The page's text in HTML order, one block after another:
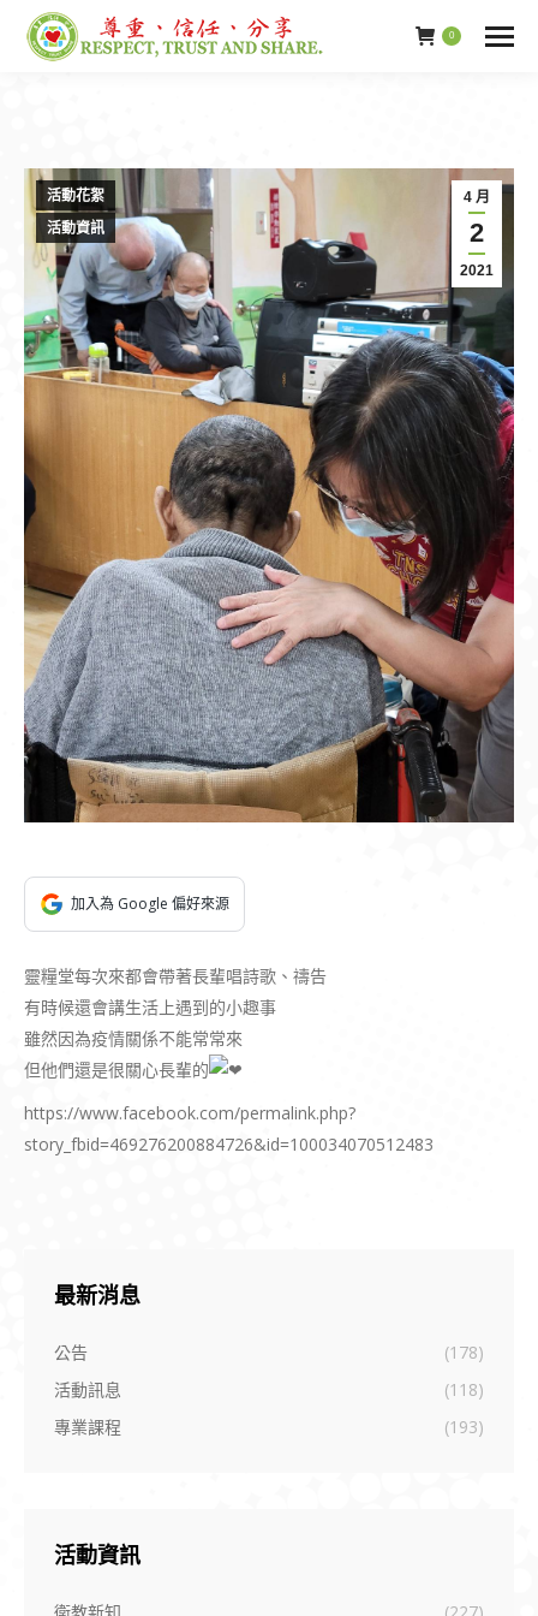
0
4 月
2
2021
活動花絮
活動資訊
加入為 Google 偏好來源
靈糧堂每次來都會帶著長輩唱詩歌、禱告
有時候還會講生活上遇到的小趣事
雖然因為疫情關係不能常常來
但他們還是很關心長輩的
https://www.facebook.com/permalink.php?
story_fbid=469276200884726&id=100034070512483
最新消息
公告
(178)
活動訊息
(118)
專業課程
(193)
活動資訊